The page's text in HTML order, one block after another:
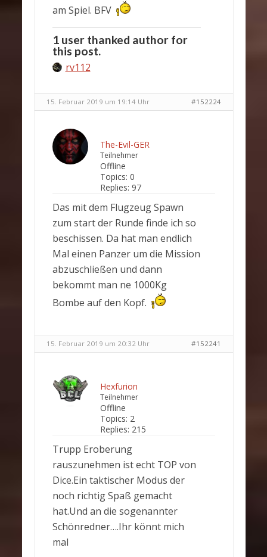
am Spiel. BFV
1 user thanked author for
this post.
rv112
15. Februar 2019 um 19:14 Uhr #152224
The-Evil-GER
Teilnehmer
Offline
Topics: 0
Replies: 97
Das mit dem Flugzeug Spawn
zum start der Runde finde ich so
beschissen. Da hat man endlich
Mal einen Panzer um die Mission
abzuschließen und dann
bekommt man ne 1000Kg
Bombe auf den Kopf.
15. Februar 2019 um 20:32 Uhr #152241
Hexfurion
Teilnehmer
Offline
Topics: 2
Replies: 215
Trupp Eroberung
rauszunehmen ist echt TOP von
Dice.Ein taktischer Modus der
noch richtig Spaß gemacht
hat.Und an die sogenannter
Schönredner….Ihr könnt mich
mal